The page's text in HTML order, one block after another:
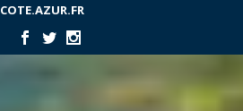
COTE.AZUR.FR